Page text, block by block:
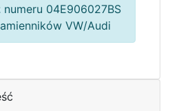
numeru 04E906027BS
VW/Audi